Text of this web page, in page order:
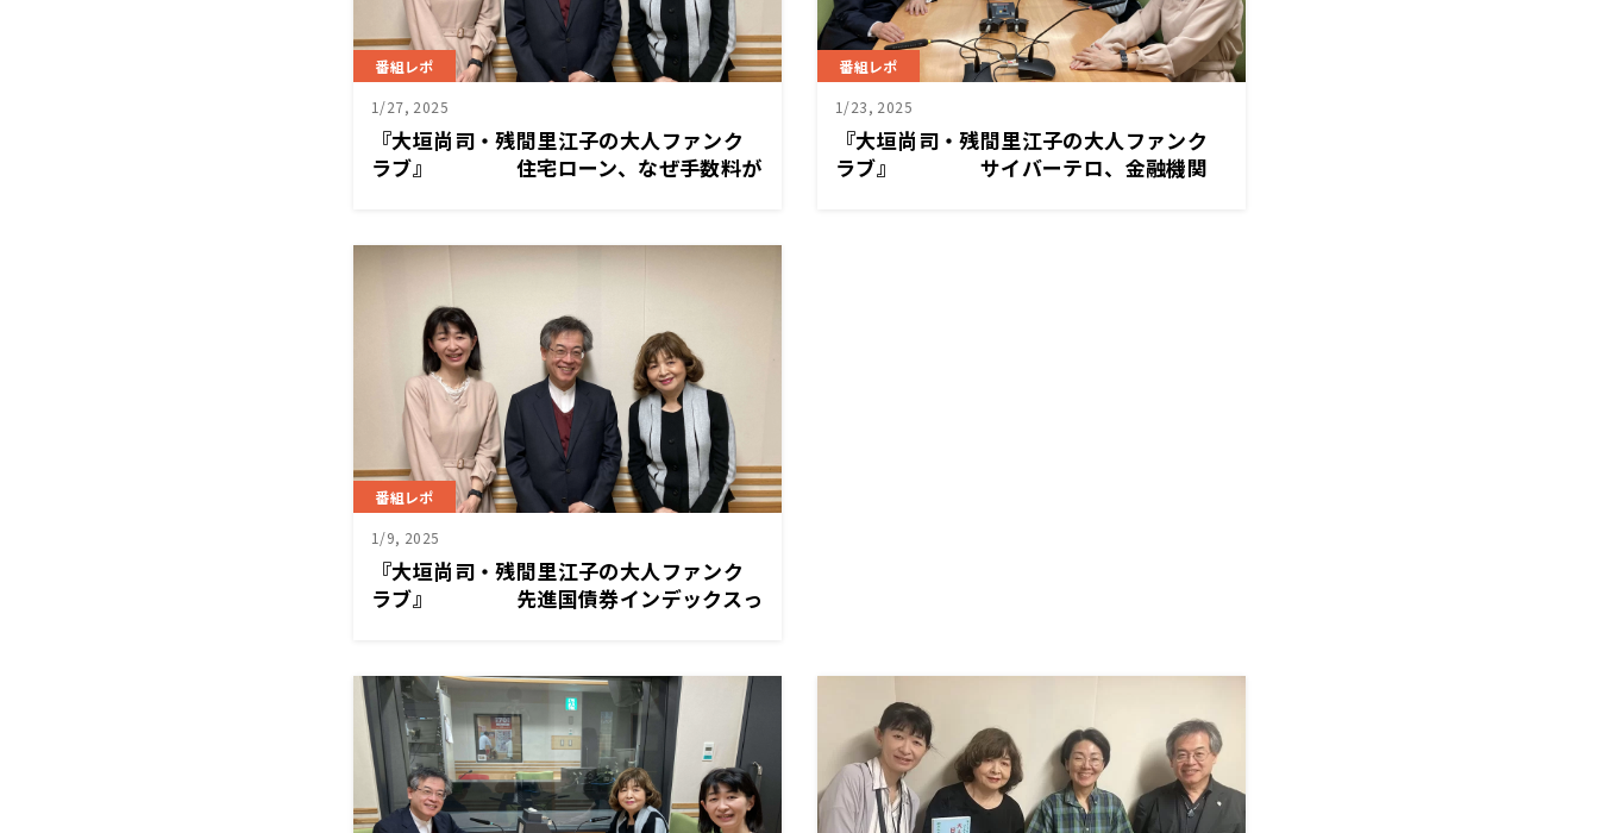
番組レポ
1/27, 2025
『大垣尚司・残間里江子の大人ファンク
ラブ』 住宅ローン、なぜ手数料が
番組レポ
1/23, 2025
『大垣尚司・残間里江子の大人ファンク
ラブ』 サイバーテロ、金融機関
番組レポ
1/9, 2025
『大垣尚司・残間里江子の大人ファンク
ラブ』 先進国債券インデックスっ